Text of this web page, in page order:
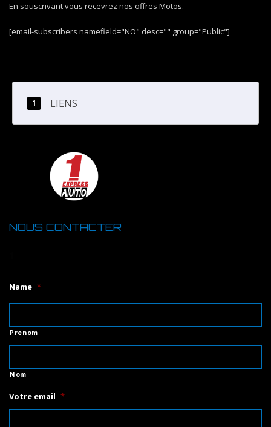
En souscrivant vous recevrez nos offres Motos.
[email-subscribers namefield="NO" desc="" group="Public"]
LIENS
NOUS CONTACTER
Name *
Prenom
Nom
Votre email *